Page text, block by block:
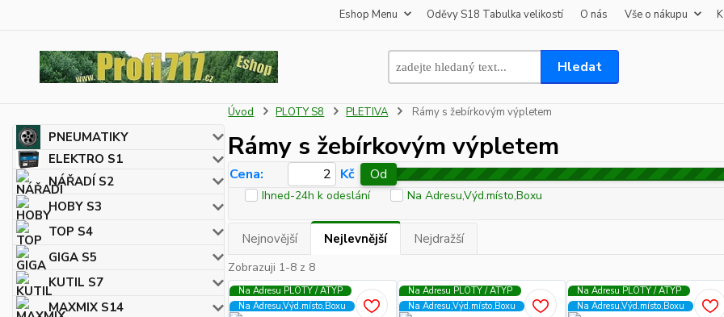
Eshop Menu Oděvy S18 Tabulka velikostí O nás Vše o nákupu
Hledat
PNEUMATIKY
ELEKTRO S1
NÁŘADÍ S2
HOBY S3
TOP S4
GIGA S5
KUTIL S7
MAXMIX S14
Úvod PLOTY S8 PLETIVA Rámy s žebírkovým výpletem
Rámy s žebírkovým výpletem
Cena: Kč Od
Ihned-24h k odeslání Na Adresu,Výd.místo,Boxu
Nejnovější Nejlevnější Nejdražší
Zobrazuji 1-8 z 8
Na Adresu PLOTY / ATYP
Na Adresu,Výd.místo,Boxu
Na Adresu PLOTY / ATYP
Na Adresu,Výd.místo,Boxu
Na Adresu PLOTY / ATYP
Na Adresu,Výd.místo,Boxu